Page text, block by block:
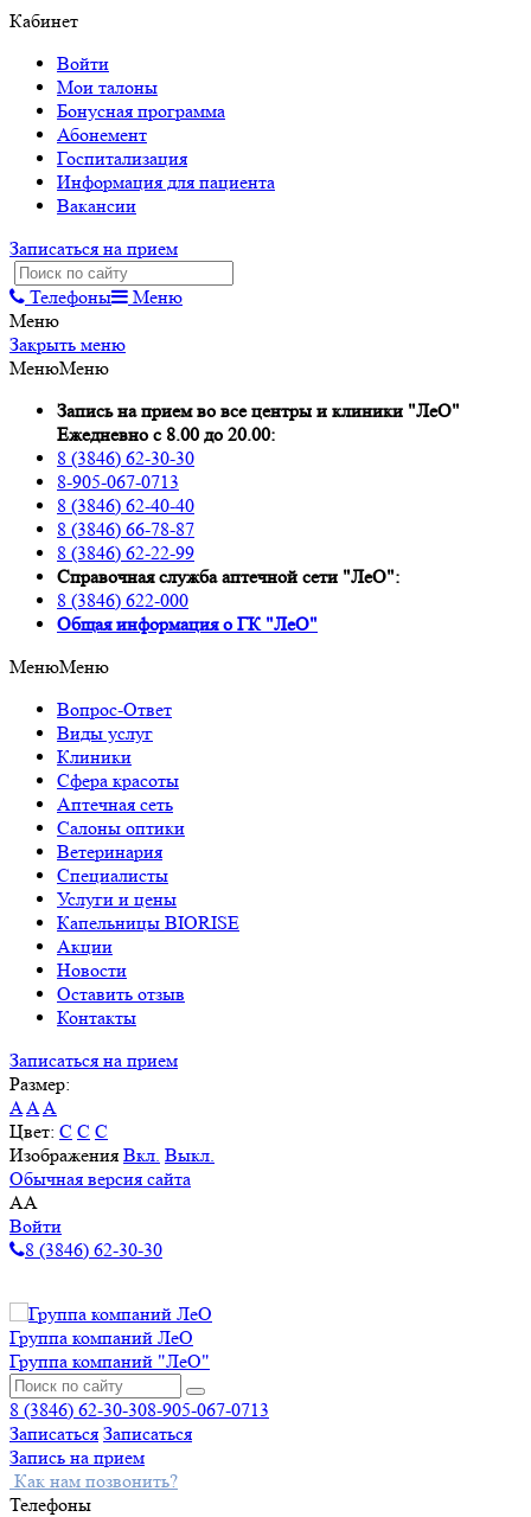
Кабинет
Войти
Мои талоны
Бонусная программа
Абонемент
Госпитализация
Информация для пациента
Вакансии
Записаться на прием
Телефоны
Меню
Меню
Закрыть меню
МенюМеню
Запись на прием во все центры и клиники "ЛеО"
Ежедневно с 8.00 до 20.00:
8 (3846) 62-30-30
8-905-067-0713
8 (3846) 62-40-40
8 (3846) 66-78-87
8 (3846) 62-22-99
Справочная служба аптечной сети "ЛеО":
8 (3846) 622-000
Oбщая информация о ГК "ЛеО"
МенюМеню
Вопрос-Ответ
Виды услуг
Клиники
Сфера красоты
Аптечная сеть
Салоны оптики
Ветеринария
Специалисты
Услуги и цены
Капельницы BIORISE
Акции
Новости
Оставить отзыв
Контакты
Записаться на прием
Размер:
AAA
Цвет: C C C
Изображения Вкл. Выкл.
Обычная версия сайта
AA
Войти
8 (3846) 62-30-30
Группа компаний ЛеО
Группа компаний "ЛеО"
8 (3846) 62-30-308-905-067-0713
Записаться Записаться
Запись на прием
Как нам позвонить?
Телефоны